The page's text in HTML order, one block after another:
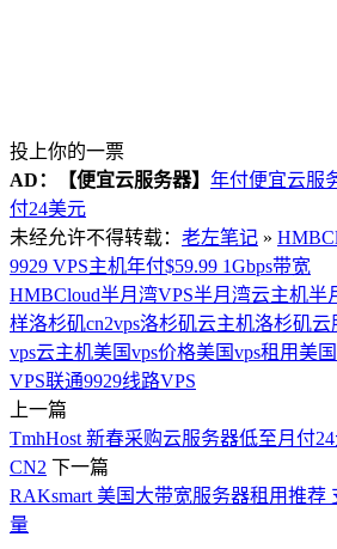
投上你的一票
AD：
【便宜云服务器】 年付便宜云服
付24美元
未经允许不得转载： 老左笔记 »
9929 VPS主机年付$59.99 1Gbps带宽
HMBCloud半月湾VPS半月湾云主机半
样洛杉矶cn2vps洛杉矶云主机洛杉矶云
vps云主机美国vps价格美国vps租用美
VPS联通9929线路VPS
上一篇
TmhHost 新春采购云服务器低至月付
CN2 下一篇
RAKsmart 美国大带宽服务器租用推荐
量